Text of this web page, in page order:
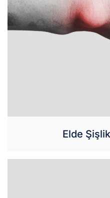
Elde